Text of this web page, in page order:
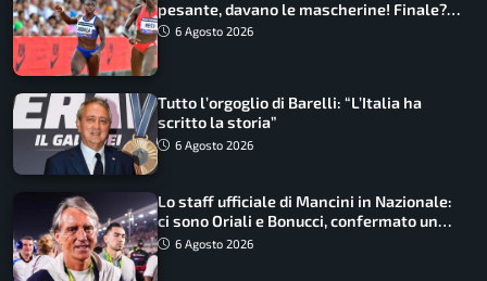
pesante, davano le mascherine! Finale?
Non ho nulla da perdere”
6 Agosto 2026
Tutto l’orgoglio di Barelli: “L’Italia ha
scritto la storia”
6 Agosto 2026
Lo staff ufficiale di Mancini in Nazionale:
ci sono Oriali e Bonucci, confermato un
ritorno
6 Agosto 2026